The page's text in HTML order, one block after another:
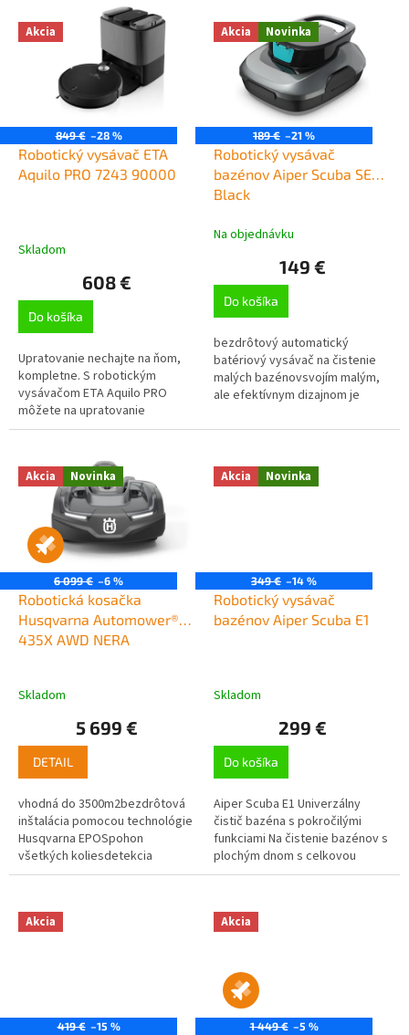
Akcia
849 € –28 %
Robotický vysávač ETA
Aquilo PRO 7243 90000
Skladom
608 €
Do košíka
Upratovanie nechajte na ňom,
kompletne. S robotickým
vysávačom ETA Aquilo PRO
môžete na upratovanie
zabudnúť. Tento vysávač sa u
Laser+ 6.0...
Akcia Novinka
189 € –21 %
Robotický vysávač
bazénov Aiper Scuba SE
Black
Priemerné
je
5,0
z
5
hviezdičiek.
Na objednávku
149 €
Do košíka
bezdrôtový automatický
batériový vysávač na čistenie
malých bazénovsvojím malým,
ale efektívnym dizajnom je
stredných nadzemných
Akcia Novinka
6 099 € –6 %
Robotická kosačka
Husqvarna Automower®
435X AWD NERA
Skladom
5 699 €
DETAIL
vhodná do 3500m2bezdrôtová
inštalácia pomocou technológie
Husqvarna EPOSpohon
všetkých koliesdetekcia
vyhýbanie sa objektomkĺbová
Controlovládanie cez...
Akcia Novinka
349 € –14 %
Robotický vysávač
bazénov Aiper Scuba E1
Skladom
299 €
Do košíka
Aiper Scuba E1 Univerzálny
čistič bazéna s pokročilými
funkciami Na čistenie bazénov s
plochým dnom s celkovou
plochou max. 100 m², iba na
Akcia
419 € –15 %
Akcia
1 449 € –5 %